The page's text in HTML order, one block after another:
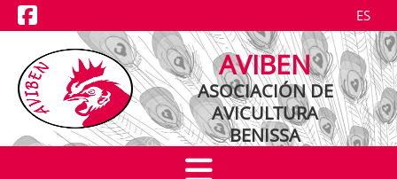
ES
AVIBEN
ASOCIACIÓN DE
AVICULTURA
BENISSA
NOTICIAS
EXPOSICIONES
CRIADORES
RAZAS